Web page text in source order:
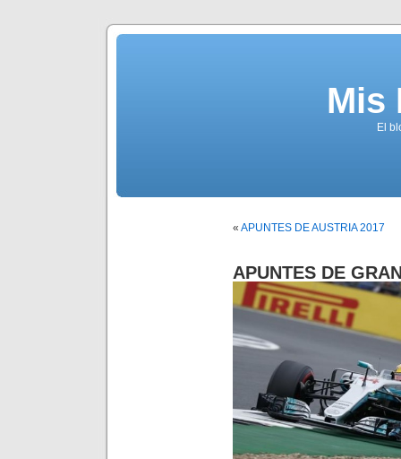
Mis
El
« APUNTES DE AUSTRIA 2017
APUNTES DE